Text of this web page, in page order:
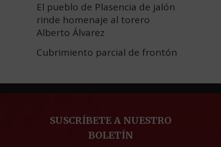
El pueblo de Plasencia de jalón
rinde homenaje al torero
Alberto Álvarez
Cubrimiento parcial de frontón
SUSCRÍBETE A NUESTRO
BOLETÍN